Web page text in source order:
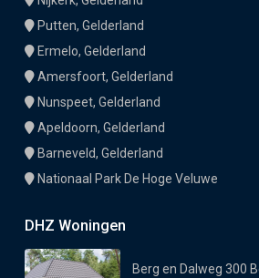
Putten, Gelderland
Ermelo, Gelderland
Amersfoort, Gelderland
Nunspeet, Gelderland
Apeldoorn, Gelderland
Barneveld, Gelderland
Nationaal Park De Hoge Veluwe
DHZ Woningen
Berg en Dalweg 300